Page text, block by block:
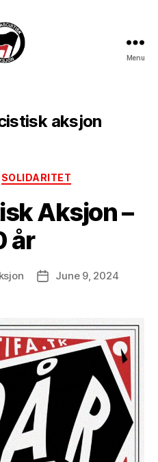
Menu
aksjon
Categories
SOLIDARITET
Aksjon –
år
PostJune 9, 2024